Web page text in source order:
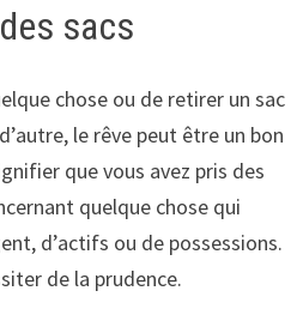
sacs
chose ou de retirer un sac
le rêve peut être un bon
que vous avez pris des
quelque chose qui
d’actifs ou de possessions.
de la prudence.